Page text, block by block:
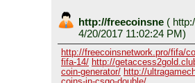
http://freecoinsne (
4/20/2017 11:02:24 PM)
http://freecoinsnetwork.pro/fifa/
fifa-14/ http://
coin-generator/ http://